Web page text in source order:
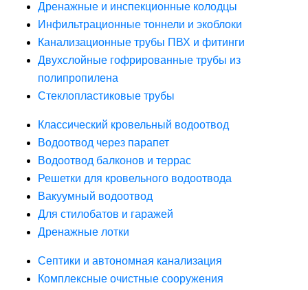
Дренажные и инспекционные колодцы
Инфильтрационные тоннели и экоблоки
Канализационные трубы ПВХ и фитинги
Двухслойные гофрированные трубы из
полипропилена
Стеклопластиковые трубы
Классический кровельный водоотвод
Водоотвод через парапет
Водоотвод балконов и террас
Решетки для кровельного водоотвода
Вакуумный водоотвод
Для стилобатов и гаражей
Дренажные лотки
Септики и автономная канализация
Комплексные очистные сооружения